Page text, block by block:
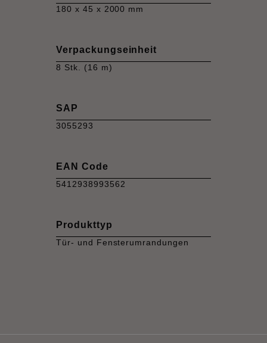
180 x 45 x 2000 mm
Verpackungseinheit
8 Stk. (16 m)
SAP
3055293
EAN Code
5412938993562
Produkttyp
Tür- und Fensterumrandungen